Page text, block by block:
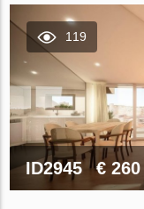
119
ID2945 € 260